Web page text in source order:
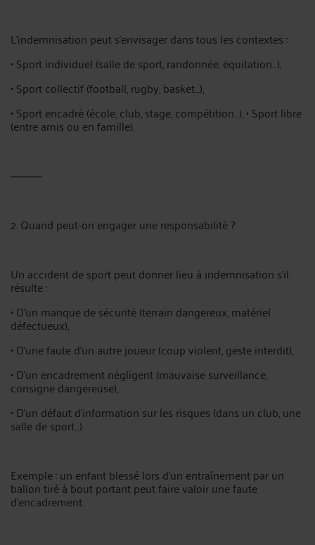
L’indemnisation peut s’envisager dans tous les contextes :
• Sport individuel (salle de sport, randonnée, équitation…),
• Sport collectif (football, rugby, basket…),
• Sport encadré (école, club, stage, compétition…), • Sport libre
(entre amis ou en famille).
⸻
2. Quand peut-on engager une responsabilité ?
Un accident de sport peut donner lieu à indemnisation s’il
résulte :
• D’un manque de sécurité (terrain dangereux, matériel
défectueux),
• D’une faute d’un autre joueur (coup violent, geste interdit),
• D’un encadrement négligent (mauvaise surveillance,
consigne dangereuse),
• D’un défaut d’information sur les risques (dans un club, une
salle de sport…).
Exemple : un enfant blessé lors d’un entraînement par un
ballon tiré à bout portant peut faire valoir une faute
d’encadrement.